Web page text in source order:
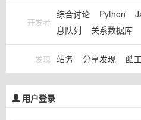
开发者
综合讨论 Python
息队列
关系数据库
发现 站务 分享发现 酷
用户登录